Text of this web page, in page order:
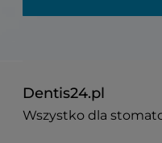
Dentis24.pl
Wszystko dla